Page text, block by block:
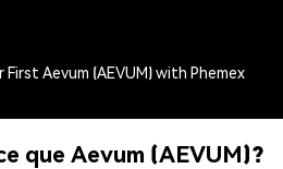
First Aevum (AEVUM) with Phemex
que Aevum (AEVUM)?